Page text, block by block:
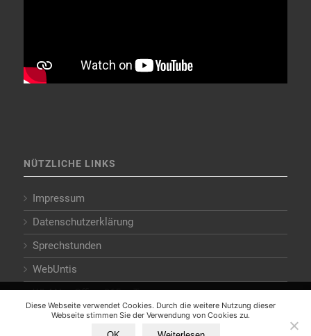
NÜTZLICHE LINKS
Impressum
Datenschutzerklärung
Sprechstunden
WebUntis
WLAN – Office 365 – Teams
unserer Webseite stimmen Sie der Verwendung von Cookies zu.
Diese Webseite verwendet Cookies. Durch die weitere Nutzung dieser
Webseite stimmen Sie der Verwendung von Cookies zu.